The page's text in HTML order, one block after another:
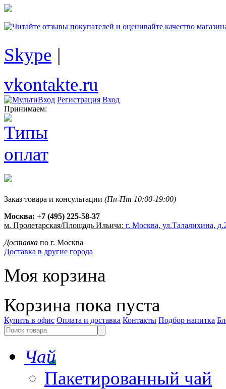
Skype |
vkontakte.ru
Регистрация Вход
Принимаем:
Заказ товара и консультации (Пн-Пт 10:00-19:00)
Москва: +7 (495) 225-58-37
м. Пролетарская/Площадь Ильича: г. Москва, ул.Талалихина,
Доставка по г. Москва
Доставка в другие города
Моя корзина
Корзина пока пуста
Купить в офис Оплата и доставка Контакты Подбор напитка
Чай
Пакетированный чай